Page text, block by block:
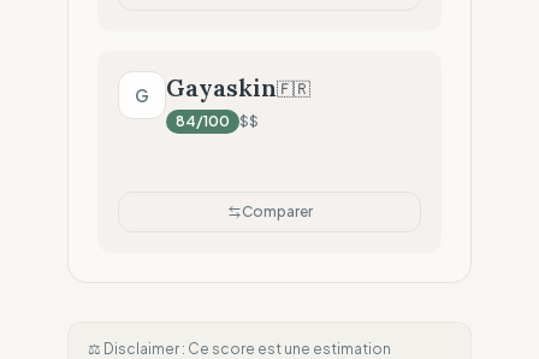
G Gayaskin🇫🇷
84/100 $$
Comparer
⚖️ Disclaimer : Ce score est une estimation